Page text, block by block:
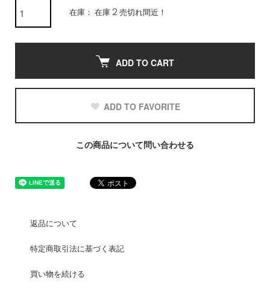
在庫： 在庫 2 売切れ間近！
ADD TO CART
ADD TO FAVORITE
この商品について問い合わせる
返品について
特定商取引法に基づく表記
買い物を続ける